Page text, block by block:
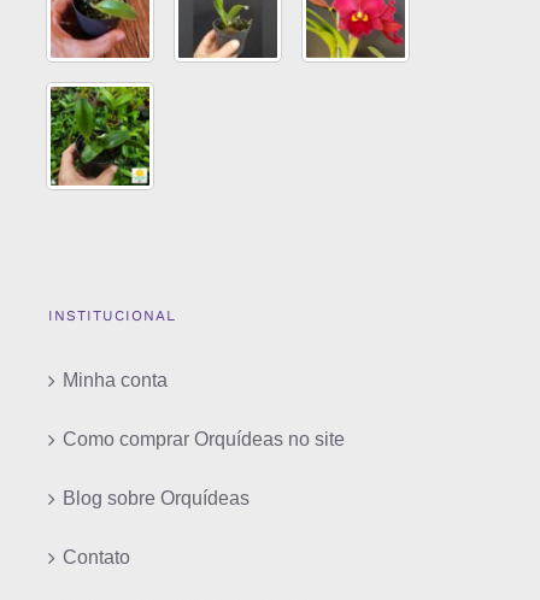
INSTITUCIONAL
Minha conta
Como comprar Orquídeas no site
Blog sobre Orquídeas
Contato